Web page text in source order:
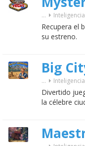
...
Recupera el
su estreno.
...
Divertido
la célebre